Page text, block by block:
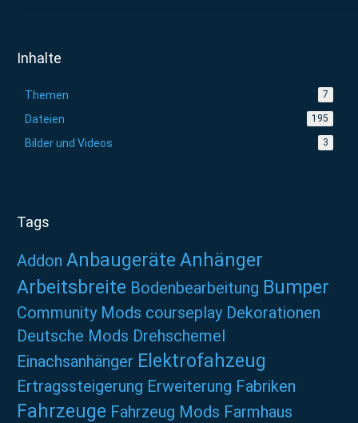
Inhalte
Themen 7
Dateien 195
Bilder und Videos 3
Tags
Addon Anbaugeräte Anhänger
Arbeitsbreite Bodenbearbeitung Bumper
Community Mods courseplay Dekorationen
Deutsche Mods Drehschemel
Einachsanhänger Elektrofahzeug
Ertragssteigerung Erweiterung Fabriken
Fahrzeuge Fahrzeug Mods Farmhaus